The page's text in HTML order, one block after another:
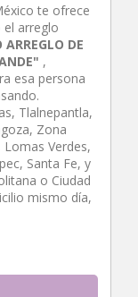
te ofrece
arreglo
DE
,
esa persona
Tlalnepantla,
Zona
Verdes,
Santa Fe, y
o Ciudad
mismo día,